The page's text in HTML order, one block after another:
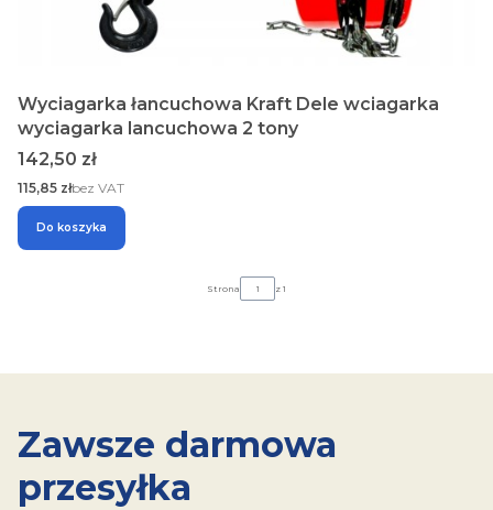
Wyciagarka łancuchowa Kraft Dele wciagarka
wyciagarka lancuchowa 2 tony
Cena
142,50 zł
Cena
115,85 złbez VAT
Do koszyka
Strona z 1
Zawsze darmowa
przesyłka